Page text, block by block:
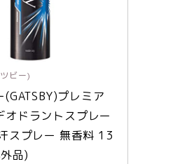
ビー)
(GATSBY)プレミア
オドラントスプレー
スプレー 無香料 13
品)